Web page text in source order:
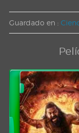
Guardado en :